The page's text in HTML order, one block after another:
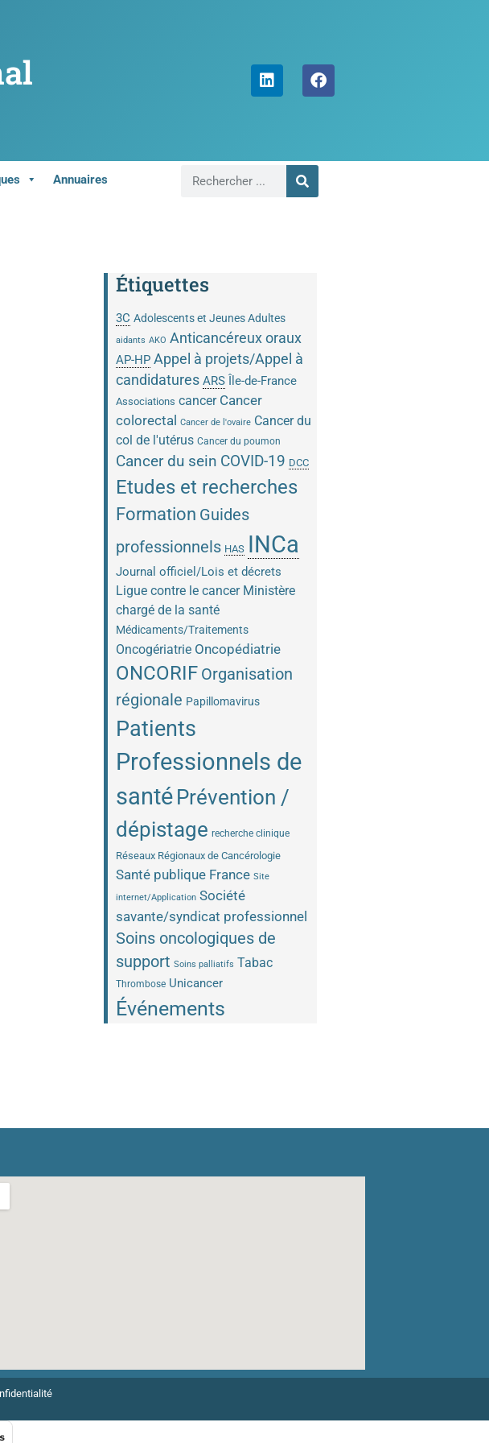
Annuaires
Étiquettes
3C Adolescents et Jeunes Adultes
aidants AKO Anticancéreux oraux
AP-HP Appel à projets/Appel à
candidatures ARS Île-de-France
Associations cancer Cancer
colorectal
Cancer de l'ovaire Cancer du
col de l'utérus Cancer du poumon
Cancer du sein COVID-19 DCC
Etudes et recherches
Formation Guides
professionnels HAS INCa
Journal officiel/Lois et décrets
Ligue contre le cancer Ministère
chargé de la santé
Médicaments/Traitements
Oncogériatrie Oncopédiatrie
ONCORIF Organisation
régionale Papillomavirus
Patients
Professionnels de
santé Prévention /
dépistage recherche clinique
Réseaux Régionaux de Cancérologie
Santé publique France Site
internet/Application Société
savante/syndicat professionnel
Soins oncologiques de
support Soins palliatifs Tabac
Thrombose Unicancer
Événements